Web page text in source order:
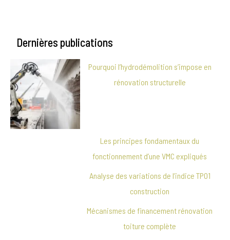
Dernières publications
Pourquoi l’hydrodémolition s’impose en
rénovation structurelle
Les principes fondamentaux du
fonctionnement d’une VMC expliqués
Analyse des variations de l’indice TP01
construction
Mécanismes de financement rénovation
toiture complète